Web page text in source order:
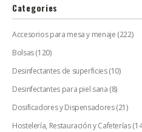
Categories
Accesorios para mesa y menaje (222)
Bolsas(120)
Desinfectantes de superficies (10)
Desinfectantes para piel sana (8)
Dosificadores y Dispensadores (21)
Hostelería, Restauración y Cafeterías